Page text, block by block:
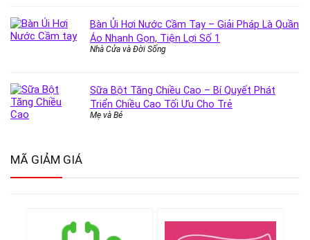
Bàn Ủi Hơi Nước Cầm Tay – Giải Pháp Là Quần
Áo Nhanh Gọn, Tiện Lợi Số 1
Nhà Cửa và Đời Sống
Sữa Bột Tăng Chiều Cao – Bí Quyết Phát
Triển Chiều Cao Tối Ưu Cho Trẻ
Mẹ và Bé
MÃ GIẢM GIÁ